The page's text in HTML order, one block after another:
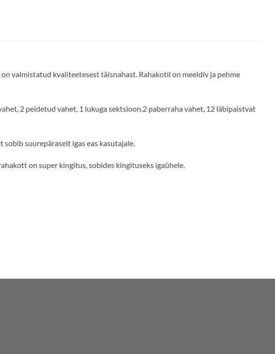
valmistatud kvaliteetesest täisnahast. Rahakotil on meeldiv ja pehme
2 peidetud vahet, 1 lukuga sektsioon,2 paberraha vahet, 12 läbipaistvat
suurepäraselt igas eas kasutajale.
on super kingitus, sobides kingituseks igaühele.